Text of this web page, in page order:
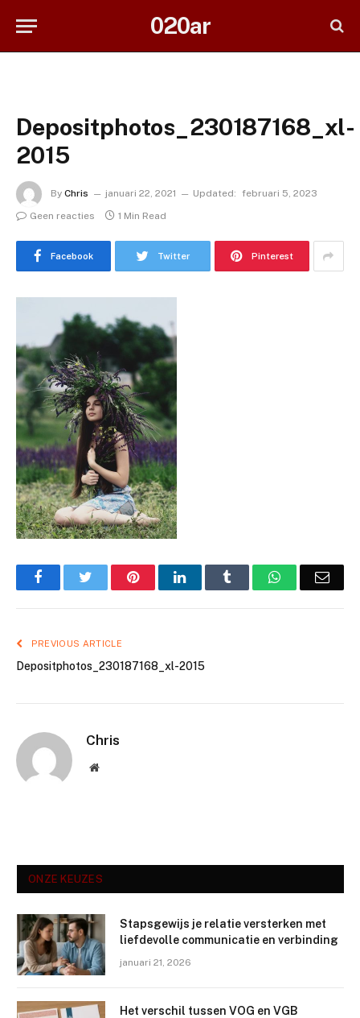
020ar
Depositphotos_230187168_xl-
2015
By Chris januari 22, 2021 Updated: februari 5, 2023
Geen reacties
1 Min Read
Facebook Twitter Pinterest
FacebookTwitter PinterestLinkedIn Tumblr WhatsApp
PREVIOUS ARTICLE
Depositphotos_230187168_xl-2015
Chris
Website
ONZE KEUZES
Stapsgewijs je relatie versterken met
liefdevolle communicatie en verbinding
januari 21, 2026
Het verschil tussen VOG en VGB